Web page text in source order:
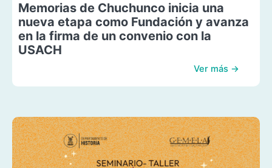
Memorias de Chuchunco inicia una
nueva etapa como Fundación y avanza
en la firma de un convenio con la
USACH
Ver más →